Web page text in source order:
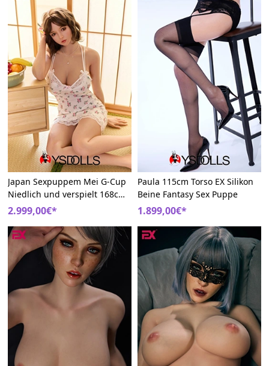
Japan Sexpuppem Mei G-Cup
Niedlich und verspielt 168cm
Silikon EX Doll
2.999,00€*
Paula 115cm Torso EX Silikon
Beine Fantasy Sex Puppe
1.899,00€*